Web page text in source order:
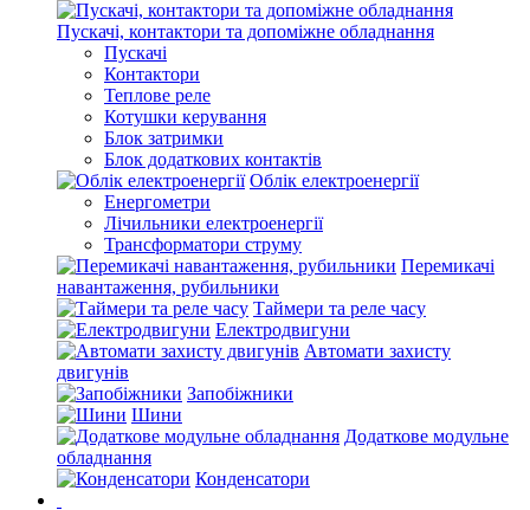
Пускачі, контактори та допоміжне обладнання
Пускачі
Контактори
Теплове реле
Котушки керування
Блок затримки
Блок додаткових контактів
Облік електроенергії
Енергометри
Лічильники електроенергії
Трансформатори струму
Перемикачі
навантаження, рубильники
Таймери та реле часу
Електродвигуни
Автомати захисту
двигунів
Запобіжники
Шини
Додаткове модульне
обладнання
Конденсатори